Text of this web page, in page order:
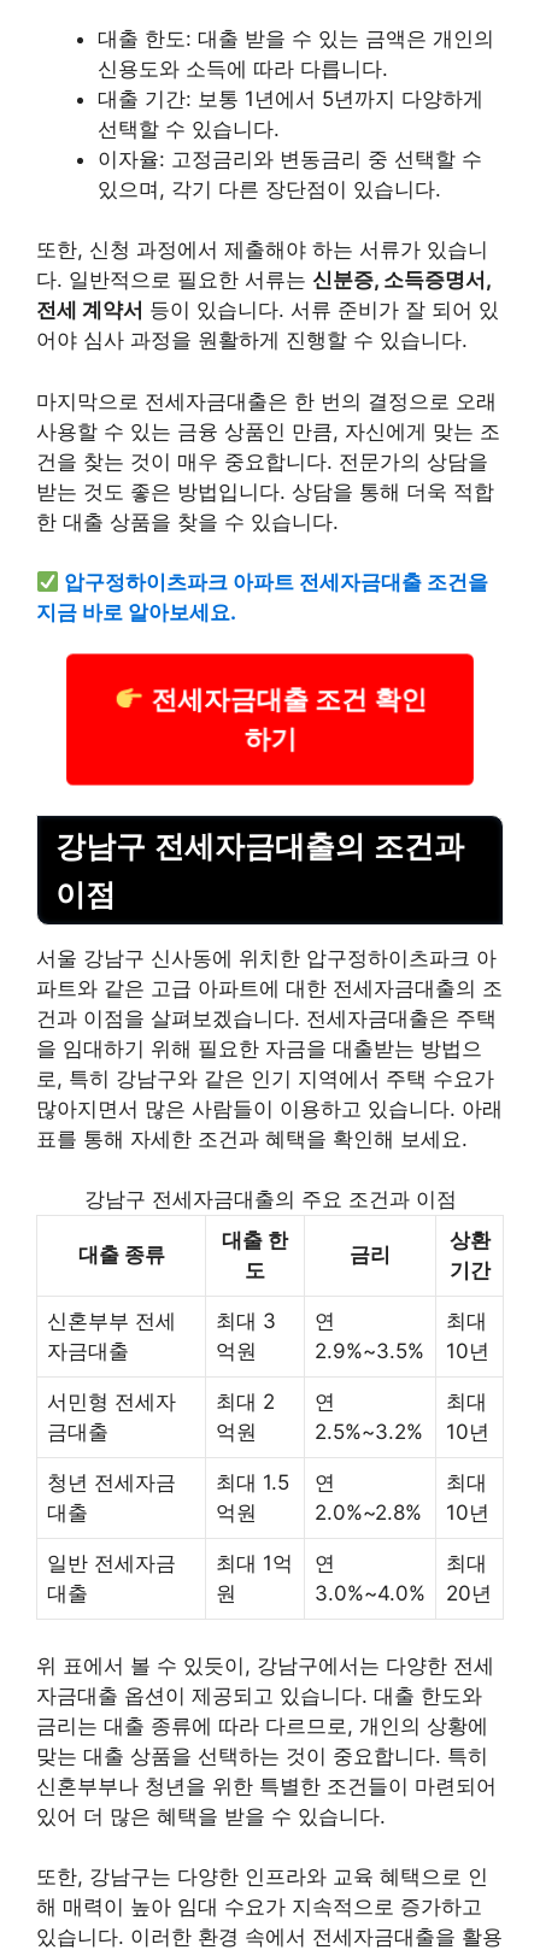
대출 한도: 대출 받을 수 있는 금액은 개인의
신용도와 소득에 따라 다릅니다.
대출 기간: 보통 1년에서 5년까지 다양하게
선택할 수 있습니다.
이자율: 고정금리와 변동금리 중 선택할 수
있으며, 각기 다른 장단점이 있습니다.
또한, 신청 과정에서 제출해야 하는 서류가 있습니
다. 일반적으로 필요한 서류는 신분증, 소득증명서,
전세 계약서 등이 있습니다. 서류 준비가 잘 되어 있
어야 심사 과정을 원활하게 진행할 수 있습니다.
마지막으로 전세자금대출은 한 번의 결정으로 오래
사용할 수 있는 금융 상품인 만큼, 자신에게 맞는 조
건을 찾는 것이 매우 중요합니다. 전문가의 상담을
받는 것도 좋은 방법입니다. 상담을 통해 더욱 적합
한 대출 상품을 찾을 수 있습니다.
압구정하이츠파크 아파트 전세자금대출 조건을
지금 바로 알아보세요.
전세자금대출 조건 확인
하기
강남구 전세자금대출의 조건과
이점
서울 강남구 신사동에 위치한 압구정하이츠파크 아
파트와 같은 고급 아파트에 대한 전세자금대출의 조
건과 이점을 살펴보겠습니다. 전세자금대출은 주택
을 임대하기 위해 필요한 자금을 대출받는 방법으
로, 특히 강남구와 같은 인기 지역에서 주택 수요가
많아지면서 많은 사람들이 이용하고 있습니다. 아래
표를 통해 자세한 조건과 혜택을 확인해 보세요.
강남구 전세자금대출의 주요 조건과 이점
대출 종류
대출 한
도
금리
상환
기간
신혼부부 전세
자금대출
최대 3
억원
연
2.9%~3.5%
최대
10년
서민형 전세자
금대출
최대 2
억원
연
2.5%~3.2%
최대
10년
청년 전세자금
대출
최대 1.5
억원
연
2.0%~2.8%
최대
10년
일반 전세자금
대출
최대 1억
원
연
3.0%~4.0%
최대
20년
위 표에서 볼 수 있듯이, 강남구에서는 다양한 전세
자금대출 옵션이 제공되고 있습니다. 대출 한도와
금리는 대출 종류에 따라 다르므로, 개인의 상황에
맞는 대출 상품을 선택하는 것이 중요합니다. 특히
신혼부부나 청년을 위한 특별한 조건들이 마련되어
있어 더 많은 혜택을 받을 수 있습니다.
또한, 강남구는 다양한 인프라와 교육 혜택으로 인
해 매력이 높아 임대 수요가 지속적으로 증가하고
있습니다. 이러한 환경 속에서 전세자금대출을 활용